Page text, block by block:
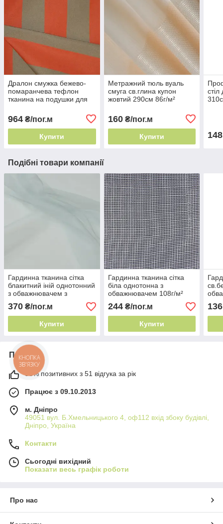
Дралон смужка бежево-
помаранчева тефлон
тканина на подушки для
чохлів на садові
964 ₴/пог.м
Купити
Метражний тюль вуаль
смуга св.глина купон
жовтий 290см 86г/м²
напівпрозорий
160₴/пог.м
Купити
стіл
148
Подібні товари компанії
Гардинна тканина сітка
блакитний іній однотонний
з обважнювачем з
блиском 34г/м² легка у
догляді
370 ₴/пог.м
Купити
Гардинна тканина сітка
біла однотонна з
обважнювачем 108г/м²
Туреччина легка у догляді
244₴/пог.м
Купити
136
Про нас
98% позитивних з 51 відгука за рік
Працює з 09.10.2013
м. Дніпро
49051 вул. Б.Хмельницького 4, оф112 вхід збоку будівлі,
Дніпро, Україна
Контакти
Сьогодні вихідний
Показати весь графік роботи
Про нас
КНОПКА
ЗВ'ЯЗКУ